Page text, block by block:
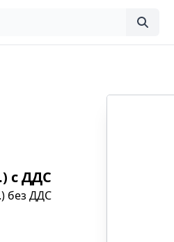
с ДДС
без ДДС